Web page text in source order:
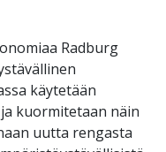
Radburg
käytetään
kuormitetaan näin
uutta rengasta